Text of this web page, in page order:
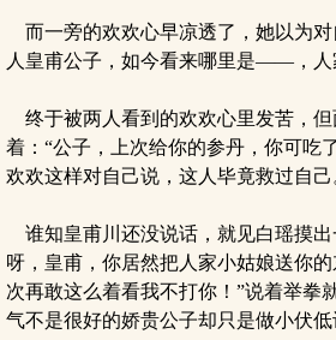
而一旁的欢欢心早凉透了，她以为对
人皇甫公子，如今看来哪里是——，人
终于被两人看到的欢欢心里发苦，但
着：“公子，上次给你的参丹，你可吃
欢欢这样对自己说，这人毕竟救过自己
谁知皇甫川还没说话，就见白瑶摸出
呀，皇甫，你居然把人家小姑娘送你
次再敢这么着看我不打你！”说着举拳
气不是很好的娇贵公子却只是做小伏低